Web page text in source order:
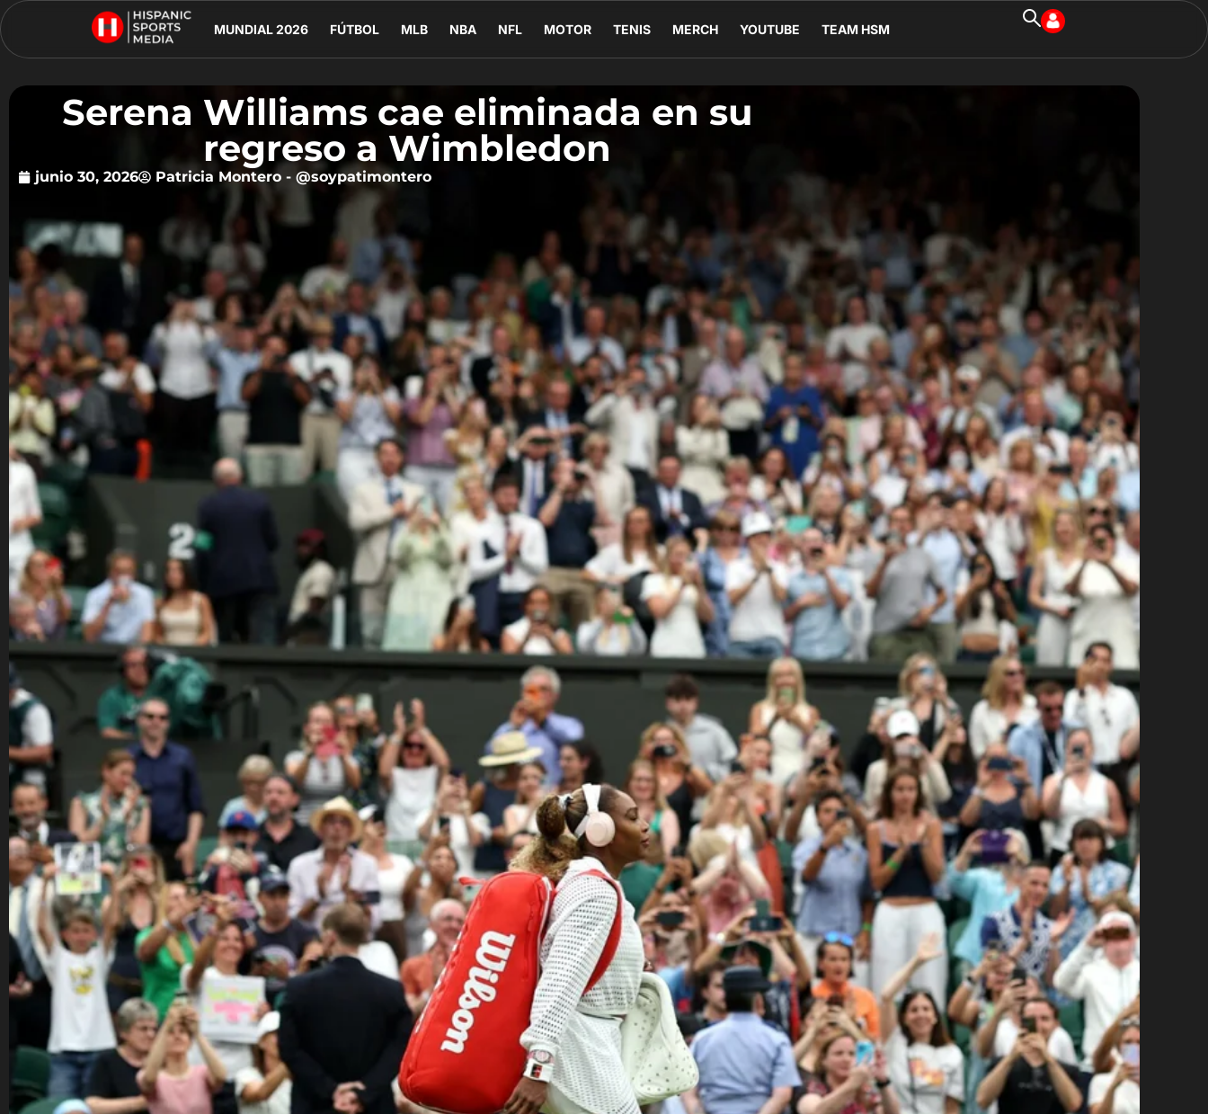
MUNDIAL 2026 FÚTBOL MLB NBA NFL MOTOR TENIS MERCH YOUTUBE TEAM HSM
Serena Williams cae eliminada en su
regreso a Wimbledon
junio 30, 2026 Patricia Montero - @soypatimontero